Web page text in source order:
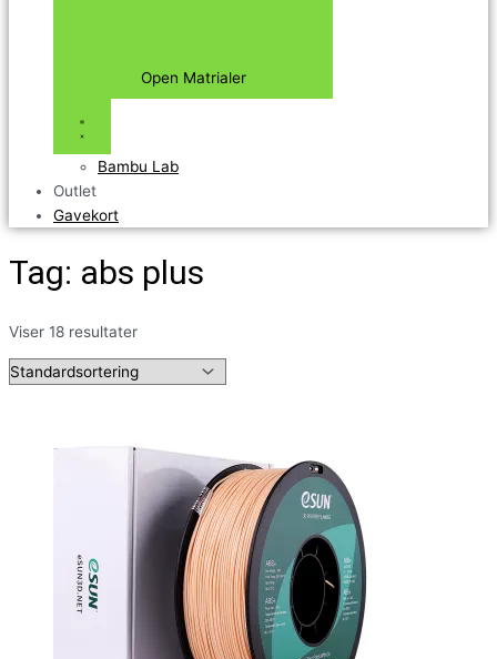
Open Matrialer
Bambu Lab
Outlet
Gavekort
Tag: abs plus
Viser 18 resultater